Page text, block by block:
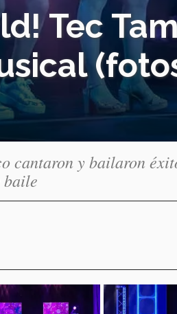
Tec
cantaron y bailaron
baile